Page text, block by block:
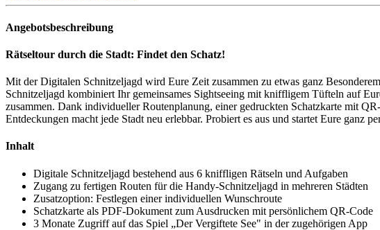
Angebotsbeschreibung
Rätseltour durch die Stadt: Findet den Schatz!
Mit der Digitalen Schnitzeljagd wird Eure Zeit zusammen zu etwas ganz
Schnitzeljagd kombiniert Ihr gemeinsames Sightseeing mit kniffligem Tüfteln auf
zusammen. Dank individueller Routenplanung, einer gedruckten Schatzkarte mit
Entdeckungen macht jede Stadt neu erlebbar. Probiert es aus und startet Eure ganz
Inhalt
Digitale Schnitzeljagd bestehend aus 6 kniffligen Rätseln und Aufgaben
Zugang zu fertigen Routen für die Handy-Schnitzeljagd in mehreren Städten
Zusatzoption: Festlegen einer individuellen Wunschroute
Schatzkarte als PDF-Dokument zum Ausdrucken mit persönlichem QR-Code
3 Monate Zugriff auf das Spiel „Der Vergiftete See" in der zugehörigen App